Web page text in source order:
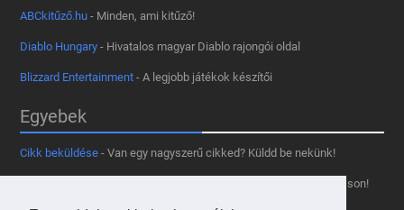
ABCkitűző.hu - Minden, ami kitűző!
Diablo Hungary - Hivatalos magyar Diablo rajongói oldal
Blizzard Entertainment - A legjobb játékok készítői
Egyebek
Cikk beküldése - Van egy nagyszerű cikked? Küldd be nekünk!
- Tetszik az oldal? Segíts, hogy fennmaradhasson!